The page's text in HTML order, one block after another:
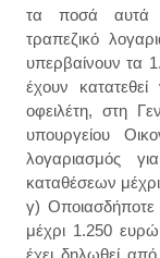
τα ποσά αυτά
τραπεζικό
υπερβαίνουν τα
έχουν
οφειλέτη, στη
υπουργείου
λογαριασμός
καταθέσεων
γ) Οποιασδήποτε
μέχρι 1.250
έχει δηλωθεί